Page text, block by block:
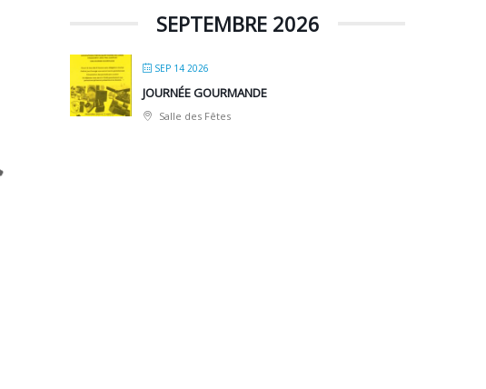
SEPTEMBRE 2026
SEP 14 2026
JOURNÉE GOURMANDE
Salle des Fêtes